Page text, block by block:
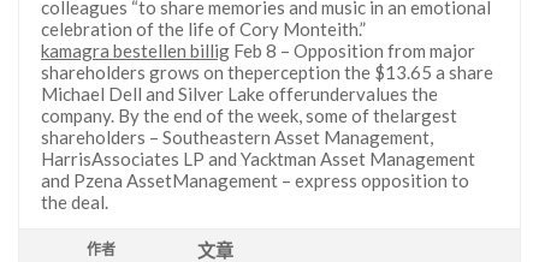
colleagues “to share memories and music in an emotional
celebration of the life of Cory Monteith.”
kamagra bestellen billig Feb 8 – Opposition from major
shareholders grows on theperception the $13.65 a share
Michael Dell and Silver Lake offerundervalues the
company. By the end of the week, some of thelargest
shareholders – Southeastern Asset Management,
HarrisAssociates LP and Yacktman Asset Management
and Pzena AssetManagement – express opposition to
the deal.
作者 文章